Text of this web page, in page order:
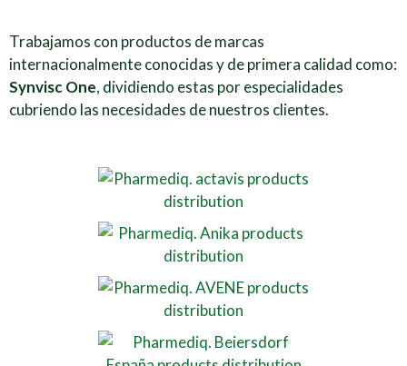
Trabajamos con productos de marcas
internacionalmente conocidas y de primera calidad como:
Synvisc One, dividiendo estas por especialidades
cubriendo las necesidades de nuestros clientes.